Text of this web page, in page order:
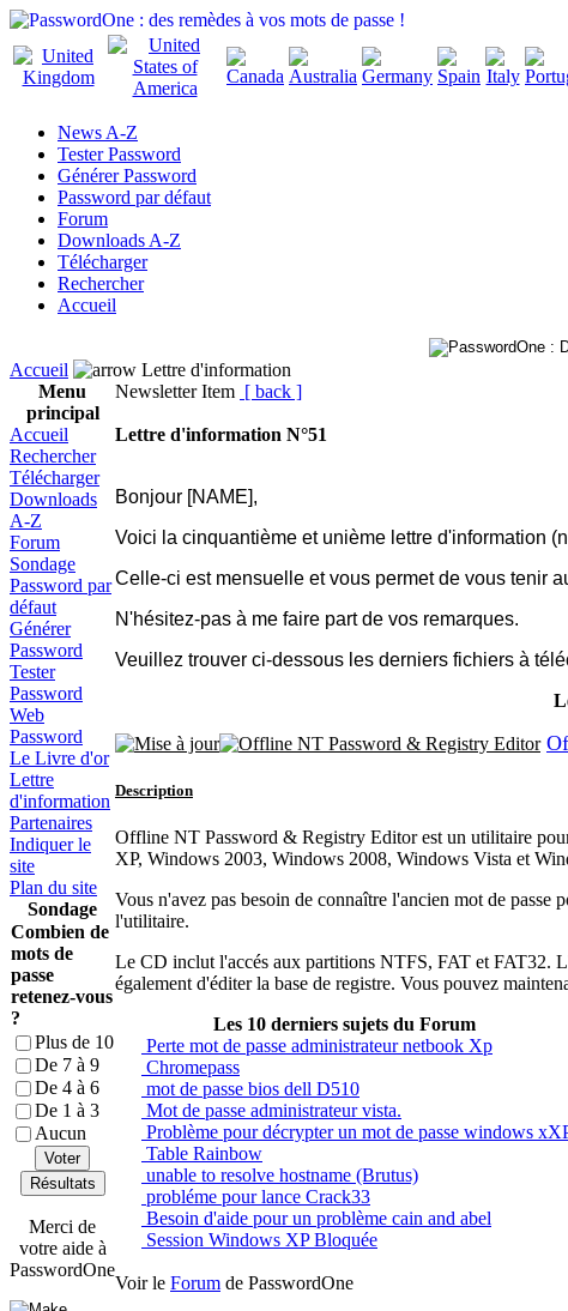
News A-Z
Tester Password
Générer Password
Password par défaut
Forum
Downloads A-Z
Télécharger
Rechercher
Accueil
Accueil
Lettre d'information
Menu
principal
Accueil
Rechercher
Télécharger
Downloads
A-Z
Forum
Sondage
Password par
défaut
Générer
Password
Tester
Password
Web
Password
Le Livre d'or
Lettre
d'information
Partenaires
Indiquer le
site
Plan du site
Sondage
Combien de
mots de
passe
retenez-vous
?
Plus de 10
De 7 à 9
De 4 à 6
De 1 à 3
Aucun
Voter
Résultats
Merci de
votre aide à
PasswordOne
Newsletter Item [ back ]
Lettre d'information N°51
Bonjour [NAME],
Voici la cinquantième et unième lettre d'information
Celle-ci est mensuelle et vous permet de vous tenir
N'hésitez-pas à me faire part de vos remarques.
Veuillez trouver ci-dessous les derniers fichiers à
Description
Offline NT Password & Registry Editor est un utilitaire
XP, Windows 2003, Windows 2008, Windows Vista et
Vous n'avez pas besoin de connaître l'ancien mot de
l'utilitaire.
Le CD inclut l'accés aux partitions NTFS, FAT et FAT32.
également d'éditer la base de registre. Vous pouvez
Les 10 derniers sujets du Forum
Perte mot de passe administrateur netbook Xp
Chromepass
mot de passe bios dell D510
Mot de passe administrateur vista.
Problème pour décrypter un mot de passe windows
Table Rainbow
unable to resolve hostname (Brutus)
probléme pour lance Crack33
Besoin d'aide pour un problème cain and abel
Session Windows XP Bloquée
Voir le Forum de PasswordOne